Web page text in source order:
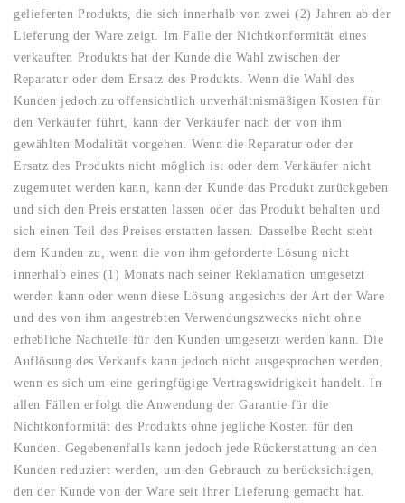
gelieferten Produkts, die sich innerhalb von zwei (2) Jahren ab der
Lieferung der Ware zeigt. Im Falle der Nichtkonformität eines
verkauften Produkts hat der Kunde die Wahl zwischen der
Reparatur oder dem Ersatz des Produkts. Wenn die Wahl des
Kunden jedoch zu offensichtlich unverhältnismäßigen Kosten für
den Verkäufer führt, kann der Verkäufer nach der von ihm
gewählten Modalität vorgehen. Wenn die Reparatur oder der
Ersatz des Produkts nicht möglich ist oder dem Verkäufer nicht
zugemutet werden kann, kann der Kunde das Produkt zurückgeben
und sich den Preis erstatten lassen oder das Produkt behalten und
sich einen Teil des Preises erstatten lassen. Dasselbe Recht steht
dem Kunden zu, wenn die von ihm geforderte Lösung nicht
innerhalb eines (1) Monats nach seiner Reklamation umgesetzt
werden kann oder wenn diese Lösung angesichts der Art der Ware
und des von ihm angestrebten Verwendungszwecks nicht ohne
erhebliche Nachteile für den Kunden umgesetzt werden kann. Die
Auflösung des Verkaufs kann jedoch nicht ausgesprochen werden,
wenn es sich um eine geringfügige Vertragswidrigkeit handelt. In
allen Fällen erfolgt die Anwendung der Garantie für die
Nichtkonformität des Produkts ohne jegliche Kosten für den
Kunden. Gegebenenfalls kann jedoch jede Rückerstattung an den
Kunden reduziert werden, um den Gebrauch zu berücksichtigen,
den der Kunde von der Ware seit ihrer Lieferung gemacht hat.